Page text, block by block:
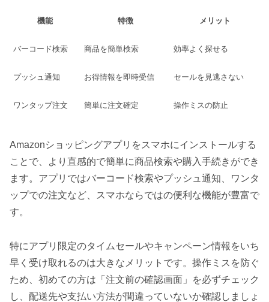
機能 特徴 メリット
バーコード検索 商品を簡単検索 効率よく探せる
プッシュ通知 お得情報を即時受信 セールを見逃さない
ワンタップ注文 簡単に注文確定 操作ミスの防止
Amazonショッピングアプリをスマホにインストールする
ことで、より直感的で簡単に商品検索や購入手続きができ
ます。アプリではバーコード検索やプッシュ通知、ワンタ
ップでの注文など、スマホならではの便利な機能が豊富で
す。
特にアプリ限定のタイムセールやキャンペーン情報をいち
早く受け取れるのは大きなメリットです。操作ミスを防ぐ
ため、初めての方は「注文前の確認画面」を必ずチェック
し、配送先や支払い方法が間違っていないか確認しましょ